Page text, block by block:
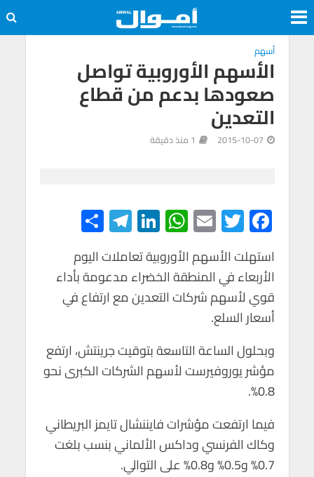
أسهم
الأسهم الأوروبية تواصل
صعودها بدعم من قطاع
التعدين
2015-10-07 1 منذ دقيقة
F
ac
e
b
o
o
k
T
wi
tt
er
E
m
ail
W
h
at
s
A
p
Li
n
ke
dI
n
Te
le
gr
a
m
h
ar
e
استهلت الأسهم الأوروبية تعاملات اليوم
الأربعاء في المنطقة الخضراء مدعومة بأداء
قوي لأسهم شركات التعدين مع ارتفاع في
أسعار السلع.
وبحلول الساعة التاسعة بتوقيت جرينتش، ارتفع
مؤشر يوروفيرست لأسهم الشركات الكبرى نحو
0.8%.
فيما ارتفعت مؤشرات فايننشال تايمز البريطاني
وكاك الفرنسي وداكس الألماني بنسب بلغت
0.7% و0.5% و0.8% على التوالي.